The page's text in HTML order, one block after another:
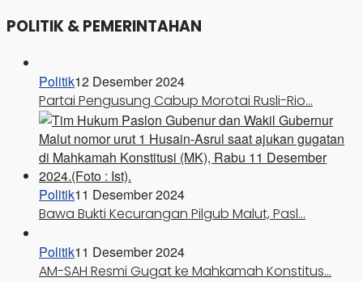
POLITIK & PEMERINTAHAN
Politik12 Desember 2024
Partai Pengusung Cabup Morotai Rusli-Rio…
Politik11 Desember 2024
Bawa Bukti Kecurangan Pilgub Malut, Pasl…
Politik11 Desember 2024
AM-SAH Resmi Gugat ke Mahkamah Konstitus…